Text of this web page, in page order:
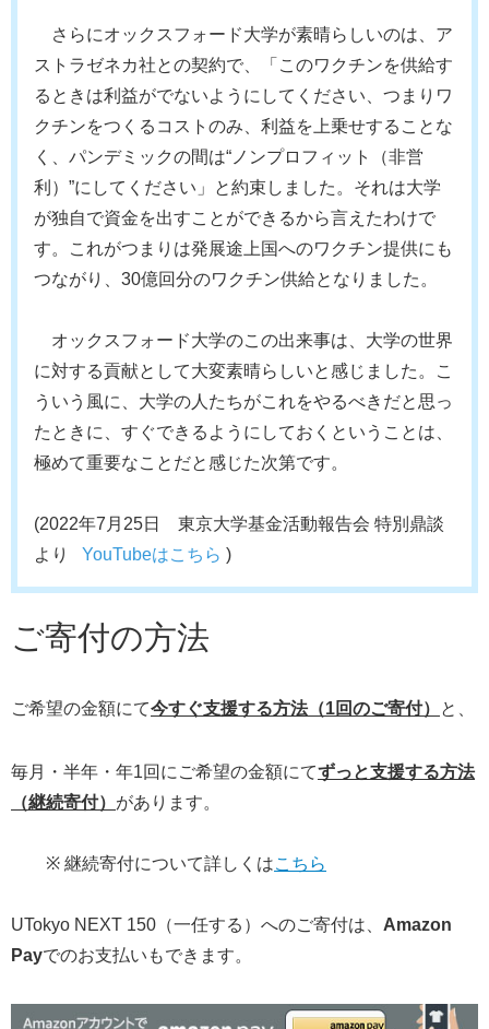
さらにオックスフォード大学が素晴らしいのは、ア
ストラゼネカ社との契約で、「このワクチンを供給す
るときは利益がでないようにしてください、つまりワ
クチンをつくるコストのみ、利益を上乗せすることな
く、パンデミックの間は“ノンプロフィット（非営
利）”にしてください」と約束しました。それは大学
が独自で資金を出すことができるから言えたわけで
す。これがつまりは発展途上国へのワクチン提供にも
つながり、30億回分のワクチン供給となりました。
オックスフォード大学のこの出来事は、大学の世界
に対する貢献として大変素晴らしいと感じました。こ
ういう風に、大学の人たちがこれをやるべきだと思っ
たときに、すぐできるようにしておくということは、
極めて重要なことだと感じた次第です。
(2022年7月25日 東京大学基金活動報告会 特別鼎談
より YouTubeはこちら )
ご寄付の方法
ご希望の金額にて今すぐ支援する方法（1回のご寄付） と、
毎月・半年・年1回にご希望の金額にてずっと支援する方法
（継続寄付） があります。
※ 継続寄付について詳しくはこちら
UTokyo NEXT 150（一任する）へのご寄付は、 Amazon
Payでのお支払いもできます。